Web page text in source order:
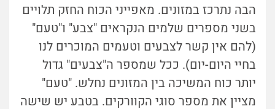
הבה נתרכז במזונים. מאפייני הכוח החזק תלויים
בשני מספרים שלמים הנקראים "צבע" ו"טעם"
(להם אין קשר לצבעים וטעמים המוכרים לנו
בחיי היום-יום). ככל שמספר ה"צבעים" גדול
יותר כוח המשיכה בין המזונים נחלש. "טעם"
מציין את מספר סוגי הקוורקים. בטבע יש שישה